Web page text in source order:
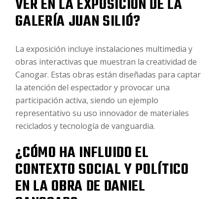
VER EN LA EXPOSICIÓN DE LA
GALERÍA JUAN SILIÓ?
La exposición incluye instalaciones multimedia y
obras interactivas que muestran la creatividad de
Canogar. Estas obras están diseñadas para captar
la atención del espectador y provocar una
participación activa, siendo un ejemplo
representativo su uso innovador de materiales
reciclados y tecnología de vanguardia.
¿CÓMO HA INFLUIDO EL
CONTEXTO SOCIAL Y POLÍTICO
EN LA OBRA DE DANIEL